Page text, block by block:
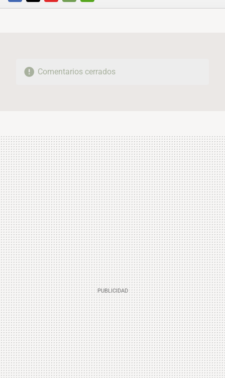
FACEBOOKTWITTERFLIPBOARD
E-
WHATSAPP
Comentarios cerrados